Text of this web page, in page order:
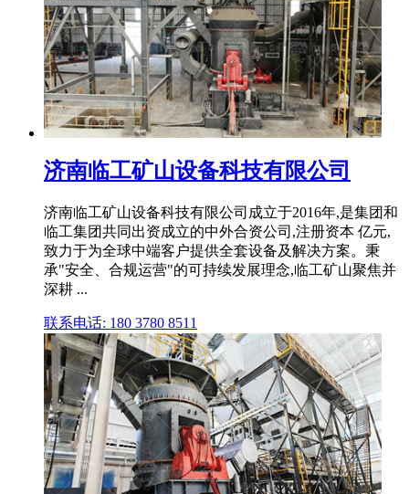
济南临工矿山设备科技有限公司
济南临工矿山设备科技有限公司成立于2016年,是集团和
临工集团共同出资成立的中外合资公司,注册资本 亿元,
致力于为全球中端客户提供全套设备及解决方案。秉
承"安全、合规运营"的可持续发展理念,临工矿山聚焦并
深耕 ...
联系电话: 180 3780 8511